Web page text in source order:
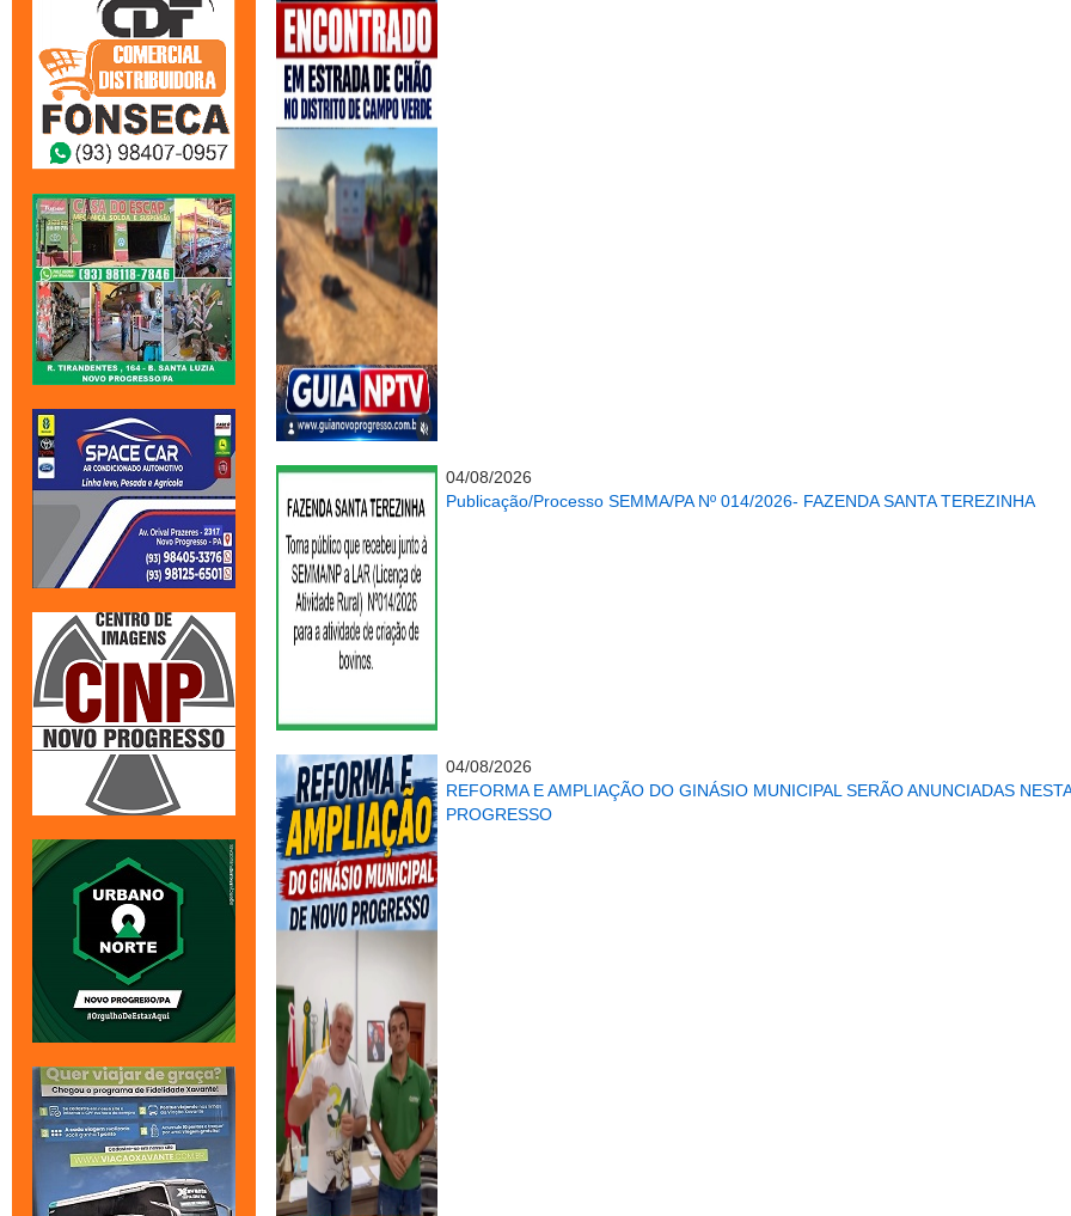
04/08/2026
Publicação/Processo SEMMA/PA Nº 014/2026- FAZENDA SANTA TEREZINHA
04/08/2026
REFORMA E AMPLIAÇÃO DO GINÁSIO MUNICIPAL SERÃO ANUNCIADAS
PROGRESSO